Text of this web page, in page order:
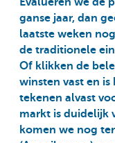
ganse jaar, dan
laatste weken
de traditionele
Of klikken de
winsten vast en
tekenen alvast
markt is duidelijk
komen we nog